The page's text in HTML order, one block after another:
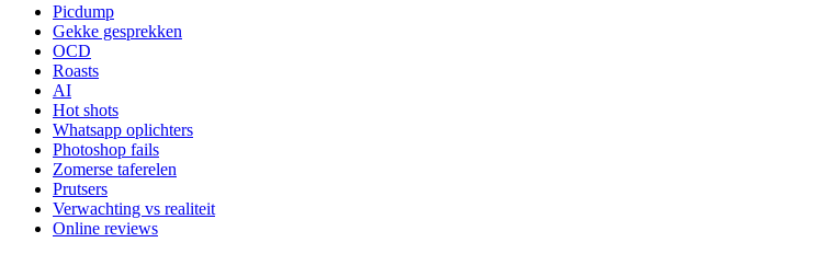
Picdump
Gekke gesprekken
OCD
Roasts
AI
Hot shots
Whatsapp oplichters
Photoshop fails
Zomerse taferelen
Prutsers
Verwachting vs realiteit
Online reviews